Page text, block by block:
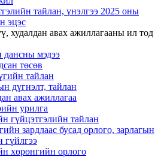
тайлан, үнэлгээ 2025 оны
эцэс
худалдан авах ажиллагааны ил тод
мэдээ
төсөв
тайлан
дүгнэлт, тайлан
авах ажиллагаа
урилга
гүйцэтгэлийн тайлан
зардлаас бусад орлого, зарлагын
гүйлгээ
хөрөнгийн орлого